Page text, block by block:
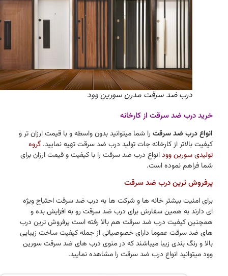
درب ضد سرقت مدرن سورین وود
خرید درب ضد سرقت از کارخانه
انواع درب ضد سرقترا شما میتوانید بدون واسطه و با قیمت ارزان تر و
کیفیت بالاتر از کارخانه جات تولید درب ضد سرقت تهیه نمایید.گروه
تولیدی سورین وودانواع درب ضد سرقت را با کیفیت و قیمت ارزان برای
شما فراهم نموده است.
پرفروش ترین درب ضد سرقت
برای امنیت بیشتر خانه ها و شرکت ها به درب ضد سرقت احتیاج ویژه
ای دارند به همین سفارش برای درب ضد سرقت رو به افزایش بده و
همچنین کیفیت درب ضد سرقت هم بالا رفته است پرفروش ترین درب
های ضد سرقت عموما دارای خصوصیاتی از جمله کیفیت ساخت زیبایی
بالا و رنگ بندی زیبا میباشند که در منوی درب های ضد سرقت سورین
وود میتوانید انواع درب ضد سرقت را مشاهده نمایید.